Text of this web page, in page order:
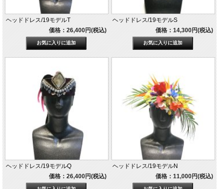
ヘッドドレス/19モデルT
価格：26,400円(税込)
ヘッドドレス/19モデルS
価格：14,300円(税込)
ヘッドドレス/19モデルQ
価格：26,400円(税込)
ヘッドドレス/19モデルN
価格：11,000円(税込)